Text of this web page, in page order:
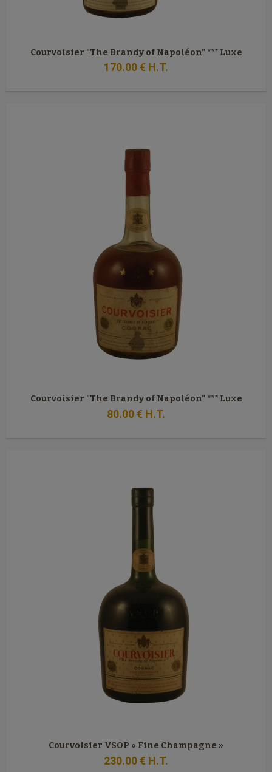
Courvoisier "The Brandy of Napoléon" *** Luxe
170.00€ H.T.
Courvoisier "The Brandy of Napoléon" *** Luxe
80.00€ H.T.
Courvoisier VSOP « Fine Champagne »
230.00€ H.T.